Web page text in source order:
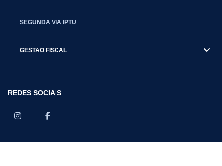
SEGUNDA VIA IPTU
GESTAO FISCAL
REDES SOCIAIS